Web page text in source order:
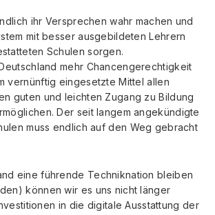
ihr Versprechen wahr machen und
mit besser ausgebildeten Lehrern
Schulen sorgen.
mehr Chancengerechtigkeit
vernünftig eingesetzte Mittel allen
guten und leichten Zugang zu Bildung
Der seit langem angekündigte
muss endlich auf den Weg gebracht
eine führende Techniknation bleiben
können wir es uns nicht länger
in die digitale Ausstattung der